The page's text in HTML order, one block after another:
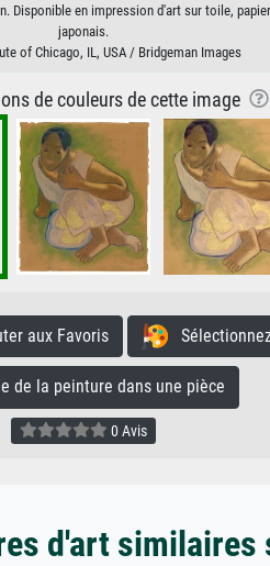
Disponible en impression d'art sur toile,
japonais.
of Chicago, IL, USA / Bridgeman Images
de couleurs de cette image
aux Favoris
la peinture dans une pièce
0 Avis
d'art similaires